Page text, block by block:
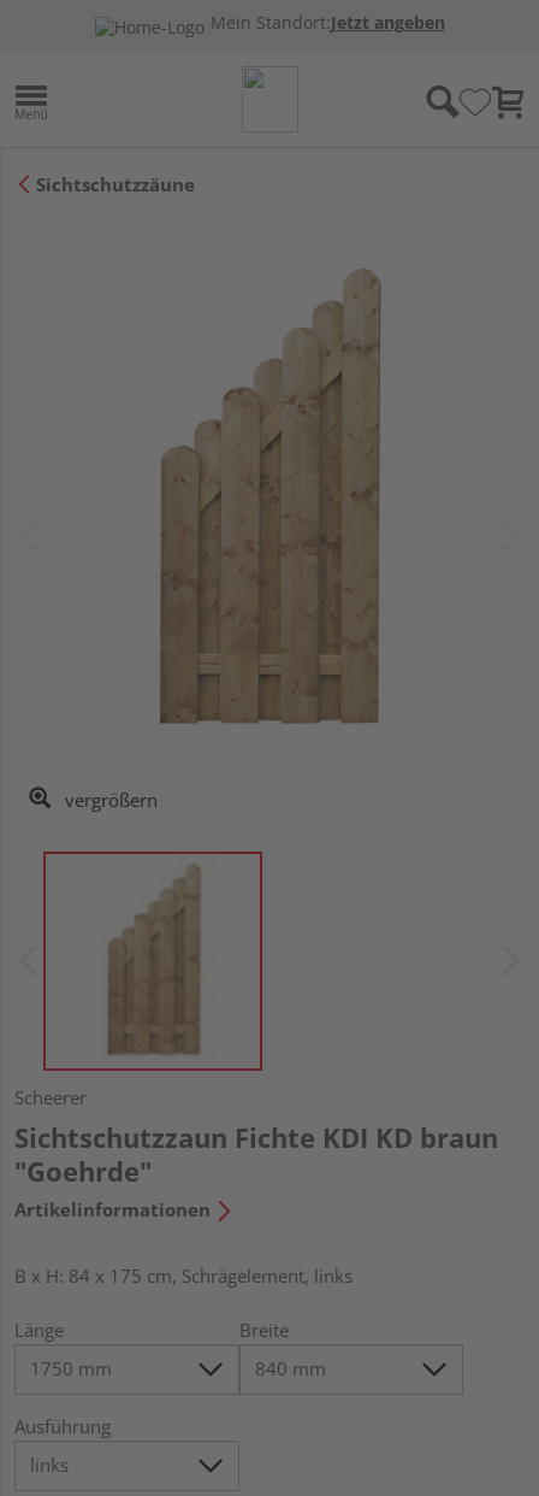
Mein Standort:Jetzt angeben
Sichtschutzzäune
vergrößern
Scheerer
Sichtschutzzaun Fichte KDI KD braun
"Goehrde"
Artikelinformationen
B x H: 84 x 175 cm, Schrägelement, links
Länge Breite
Ausführung